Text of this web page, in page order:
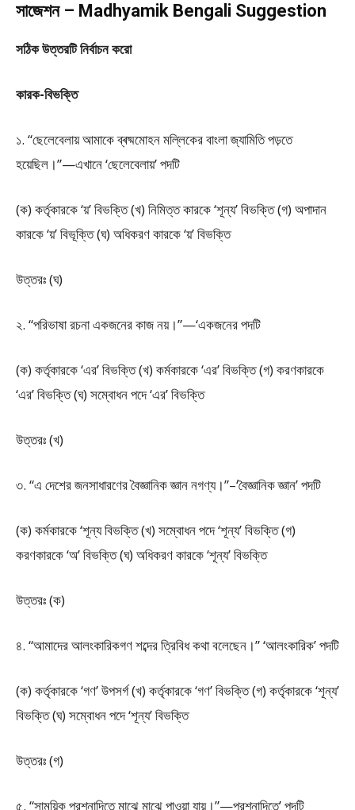
সাজেশন – Madhyamik Bengali Suggestion
সঠিক উত্তরটি নির্বাচন করো
কারক-বিভক্তি
১. “ছেলেবেলায় আমাকে ব্ৰষ্মমোহন মল্লিকের বাংলা জ্যামিতি পড়তে
হয়েছিল।”—এখানে ‘ছেলেবেলায়’ পদটি
(ক) কর্তৃকারকে ‘য়’ বিভক্তি (খ) নিমিত্ত কারকে ‘শূন্য’ বিভক্তি (গ) অপাদান
কারকে ‘য়’ বিভূক্তি (ঘ) অধিকরণ কারকে ‘য়’ বিভক্তি
উত্তরঃ (ঘ)
২. “পরিভাষা রচনা একজনের কাজ নয়।”—‘একজনের পদটি
(ক) কর্তৃকারকে ‘এর’ বিভক্তি (খ) কর্মকারকে ‘এর’ বিভক্তি (গ) করণকারকে
‘এর’ বিভক্তি (ঘ) সম্বোধন পদে ‘এর’ বিভক্তি
উত্তরঃ (খ)
৩. “এ দেশের জনসাধারণের বৈজ্ঞানিক জ্ঞান নগণ্য।”–‘বৈজ্ঞানিক জ্ঞান’ পদটি
(ক) কর্মকারকে ‘শূন্য বিভক্তি (খ) সম্বোধন পদে ‘শূন্য’ বিভক্তি (গ)
করণকারকে ‘অ’ বিভক্তি (ঘ) অধিকরণ কারকে ‘শূন্য’ বিভক্তি
উত্তরঃ (ক)
৪. “আমাদের আলংকারিকগণ শব্দের ত্রিবিধ কথা বলেছেন।” ‘আলংকারিক’ পদটি
(ক) কর্তৃকারকে ‘গণ’ উপসর্গ (খ) কর্তৃকারকে ‘গণ’ বিভক্তি (গ) কর্তৃকারকে ‘শূন্য’
বিভক্তি (ঘ) সম্বোধন পদে ‘শূন্য’ বিভক্তি
উত্তরঃ (গ)
৫. “সাময়িক প্রশ্নাদিতে মাঝে মাঝে পাওয়া যায়।”—প্রশ্নাদিতে’ পদটি